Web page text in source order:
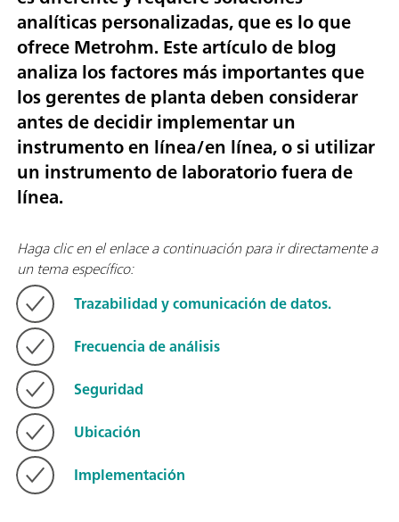
analíticas personalizadas, que es lo que
ofrece Metrohm. Este artículo de blog
analiza los factores más importantes que
los gerentes de planta deben considerar
antes de decidir implementar un
instrumento en línea/en línea, o si utilizar
un instrumento de laboratorio fuera de
línea.
Haga clic en el enlace a continuación para ir directamente a
un tema específico:
Trazabilidad y comunicación de datos.
Frecuencia de análisis
Seguridad
Ubicación
Implementación